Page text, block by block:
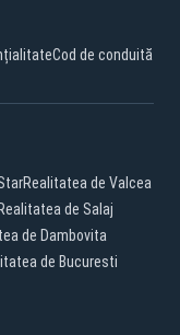
Cod de conduită
Realitatea de Valcea
Realitatea de Salaj
de Dambovita
de Bucuresti